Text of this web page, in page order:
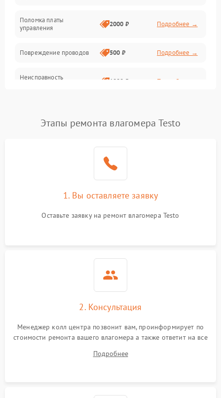
Поломка платы
управления
2000 ₽ Подробнее →
Повреждение проводов 500 ₽ Подробнее →
Неисправность
1000 ₽ Подробнее →
2500 ₽
Неправильная калибровка 1000 ₽ Подробнее →
Этапы ремонта влагомера Testo
1. Вы оставляете заявку
Оставьте заявку на ремонт влагомера Testo
2. Консультация
Менеджер колл центра позвонит вам, проинформирует по
стоимости ремонта вашего влагомера а также ответит на все
Подробнее